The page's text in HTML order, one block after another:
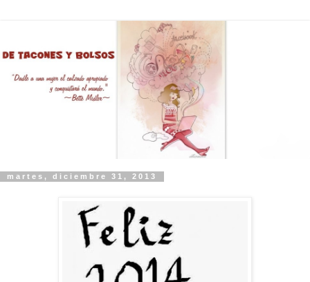
martes, diciembre 31, 2013